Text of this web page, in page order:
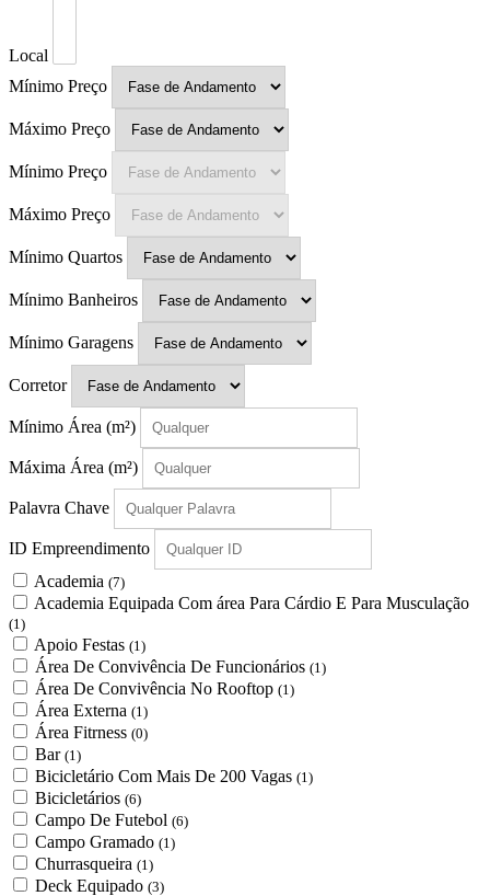
Local
Mínimo Preço
Máximo Preço
Mínimo Preço
Máximo Preço
Mínimo Quartos
Mínimo Banheiros
Mínimo Garagens
Corretor
Mínimo Área (m²)
Máxima Área (m²)
Palavra Chave
ID Empreendimento
Academia (7)
Academia Equipada Com área Para Cárdio E Para Musculação
(1)
Apoio Festas (1)
Área De Convivência De Funcionários (1)
Área De Convivência No Rooftop (1)
Área Externa (1)
Área Fitrness (0)
Bar (1)
Bicicletário Com Mais De 200 Vagas (1)
Bicicletários (6)
Campo De Futebol (6)
Campo Gramado (1)
Churrasqueira (1)
Deck Equipado (3)